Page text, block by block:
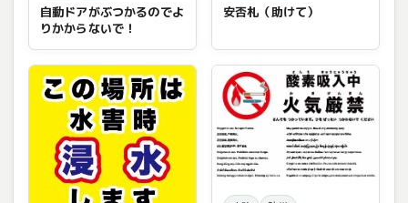
自動ドアがぶつかるのでよ
りかからないで！
安否札（助けて）